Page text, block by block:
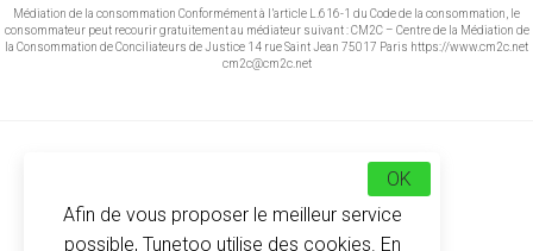
Médiation de la consommation Conformément à l’article L.616-1 du Code de la consommation, le
consommateur peut recourir gratuitement au médiateur suivant : CM2C – Centre de la Médiation de
la Consommation de Conciliateurs de Justice 14 rue Saint Jean 75017 Paris https://www.cm2c.net
cm2c@cm2c.net
Afin de vous proposer le meilleur service
possible, Tunetoo utilise des cookies. En
OK